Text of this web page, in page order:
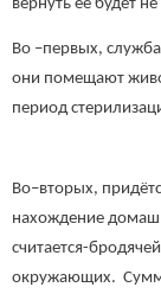
вернуть её будет
Во –первых,
они помещают
период
Во–вторых,
нахождение
считается-
окружающих.